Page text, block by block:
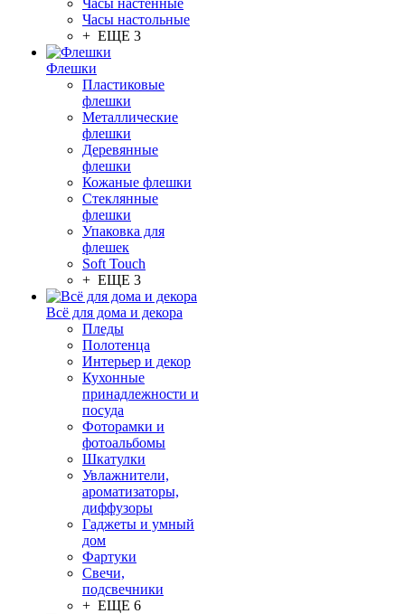
Часы настенные
Часы настольные
+ ЕЩЕ 3
Флешки
Пластиковые
флешки
Металлические
флешки
Деревянные
флешки
Кожаные флешки
Стеклянные
флешки
Упаковка для
флешек
Soft Touch
+ ЕЩЕ 3
Всё для дома и декора
Пледы
Полотенца
Интерьер и декор
Кухонные
принадлежности и
посуда
Фоторамки и
фотоальбомы
Шкатулки
Увлажнители,
ароматизаторы,
диффузоры
Гаджеты и умный
дом
Фартуки
Свечи,
подсвечники
+ ЕЩЕ 6